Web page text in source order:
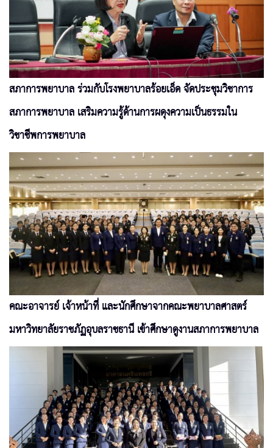
สภาการพยาบาล ร่วมกับโรงพยาบาลร้อยเอ็ด จัดประชุมวิชาการ
สภาการพยาบาล เสริมความรู้ด้านการผดุงความเป็นธรรมใน
วิชาชีพการพยาบาล
คณะอาจารย์ เจ้าหน้าที่ และนักศึกษาจากคณะพยาบาลศาสตร์
มหาวิทยาลัยราชภัฏอุบลราชธานี เข้าศึกษาดูงานสภาการพยาบาล